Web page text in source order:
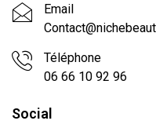
Email
Téléphone
06 66 10 92 96
Social